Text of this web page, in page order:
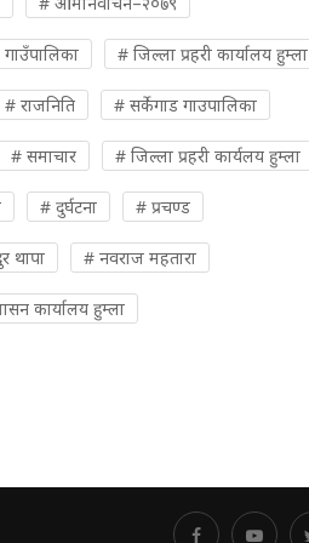
# जिल्ला प्रहरी कार्यालय हुम्ला
# राजनिति # सर्केगाड गाउपालिका
# समाचार # जिल्ला प्रहरी कार्यलय हुम्ला
# दुर्घटना # प्रचण्ड
थापा # नवराज महतारा
कार्यालय हुम्ला